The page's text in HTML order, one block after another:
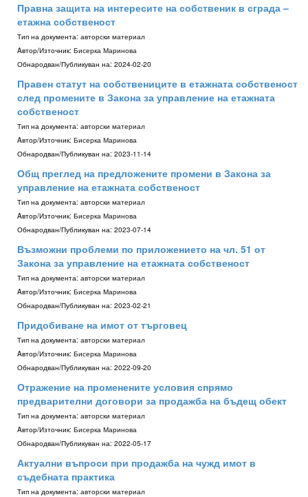
Правна защита на интересите на собственик в сграда –
етажна собственост
Тип на документа: авторски материал
Aвтор/Източник: Бисерка Маринова
Обнародван/Публикуван на: 2024-02-20
Правен статут на собствениците в етажната собственост
след промените в Закона за управление на етажната
собственост
Тип на документа: авторски материал
Aвтор/Източник: Бисерка Маринова
Обнародван/Публикуван на: 2023-11-14
Общ преглед на предложените промени в Закона за
управление на етажната собственост
Тип на документа: авторски материал
Aвтор/Източник: Бисерка Маринова
Обнародван/Публикуван на: 2023-07-14
Възможни проблеми по приложението на чл. 51 от
Закона за управление на етажната собственост
Тип на документа: авторски материал
Aвтор/Източник: Бисерка Маринова
Обнародван/Публикуван на: 2023-02-21
Придобиване на имот от търговец
Тип на документа: авторски материал
Aвтор/Източник: Бисерка Маринова
Обнародван/Публикуван на: 2022-09-20
Отражение на променените условия спрямо
предварителни договори за продажба на бъдещ обект
Тип на документа: авторски материал
Aвтор/Източник: Бисерка Маринова
Обнародван/Публикуван на: 2022-05-17
Актуални въпроси при продажба на чужд имот в
съдебната практика
Тип на документа: авторски материал